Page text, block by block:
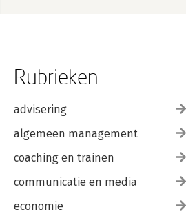
Rubrieken
advisering
algemeen management
coaching en trainen
communicatie en media
economie